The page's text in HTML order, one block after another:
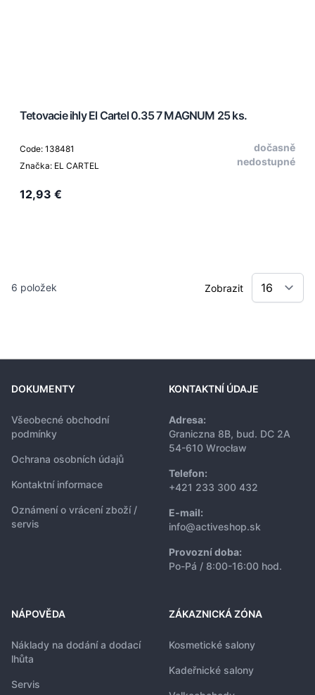
Tetovacie ihly El Cartel 0.35 7 MAGNUM 25 ks.
Code: 138481
Značka: EL CARTEL
dočasně
nedostupné
12,93 €
6 položek Zobrazit
DOKUMENTY
Všeobecné obchodní
podmínky
Ochrana osobních údajů
Kontaktní informace
Oznámení o vrácení zboží /
servis
KONTAKTNÍ ÚDAJE
Adresa:
Graniczna 8B, bud. DC 2A
54-610 Wrocław
Telefon:
+421 233 300 432
E-mail:
info@activeshop.sk
Provozní doba:
Po-Pá / 8:00-16:00 hod.
NÁPOVĚDA
Náklady na dodání a dodací
lhůta
Servis
ZÁKAZNICKÁ ZÓNA
Kosmetické salony
Kadeřnické salony